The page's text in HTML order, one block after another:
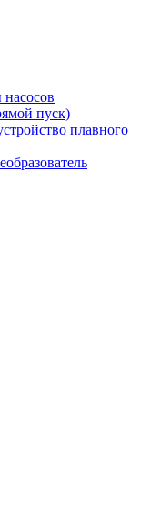
пуск)
плавного